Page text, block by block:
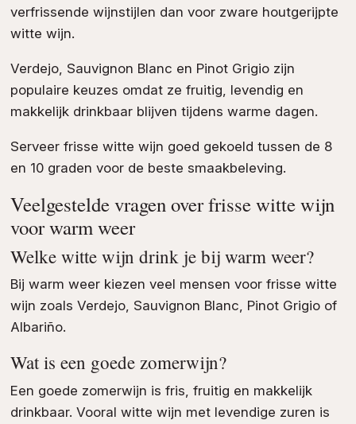
verfrissende wijnstijlen dan voor zware houtgerijpte
witte wijn.
Verdejo, Sauvignon Blanc en Pinot Grigio zijn
populaire keuzes omdat ze fruitig, levendig en
makkelijk drinkbaar blijven tijdens warme dagen.
Serveer frisse witte wijn goed gekoeld tussen de 8
en 10 graden voor de beste smaakbeleving.
Veelgestelde vragen over frisse witte wijn
voor warm weer
Welke witte wijn drink je bij warm weer?
Bij warm weer kiezen veel mensen voor frisse witte
wijn zoals Verdejo, Sauvignon Blanc, Pinot Grigio of
Albariño.
Wat is een goede zomerwijn?
Een goede zomerwijn is fris, fruitig en makkelijk
drinkbaar. Vooral witte wijn met levendige zuren is